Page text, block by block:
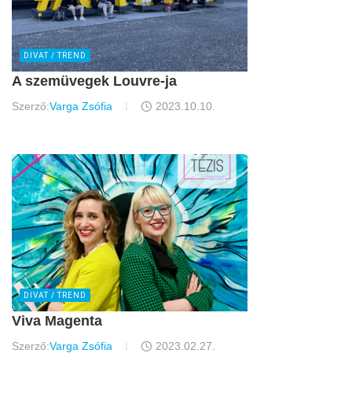
DIVAT / TREND
A szemüvegek Louvre-ja
Szerző:Varga Zsófia 2023.10.10.
DIVAT / TREND
Viva Magenta
Szerző:Varga Zsófia 2023.02.27.